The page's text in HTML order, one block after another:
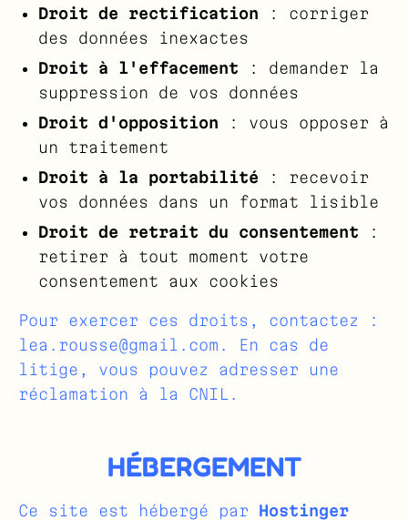
Droit de rectification : corriger
des données inexactes
Droit à l'effacement : demander la
suppression de vos données
Droit d'opposition : vous opposer à
un traitement
Droit à la portabilité : recevoir
vos données dans un format lisible
Droit de retrait du consentement :
retirer à tout moment votre
consentement aux cookies
Pour exercer ces droits, contactez :
lea.rousse@gmail.com . En cas de
litige, vous pouvez adresser une
réclamation à la CNIL .
HÉBERGEMENT
Ce site est hébergé par Hostinger